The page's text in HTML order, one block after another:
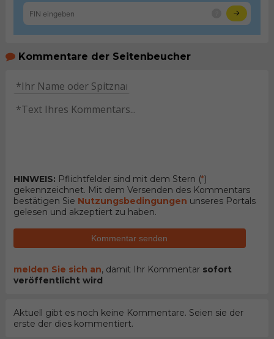
Kommentare der Seitenbeucher
HINWEIS: Pflichtfelder sind mit dem Stern (*)
gekennzeichnet. Mit dem Versenden des Kommentars
bestätigen Sie Nutzungsbedingungen unseres Portals
gelesen und akzeptiert zu haben.
Kommentar senden
melden Sie sich an, damit Ihr Kommentar sofort
veröffentlicht wird
Aktuell gibt es noch keine Kommentare. Seien sie der
erste der dies kommentiert.